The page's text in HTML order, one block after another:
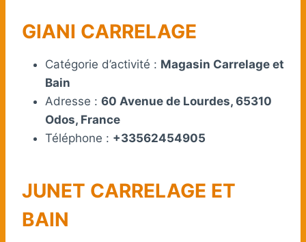
GIANI CARRELAGE
Catégorie d’activité : Magasin Carrelage et
Bain
Adresse : 60 Avenue de Lourdes, 65310
Odos, France
Téléphone : +33562454905
JUNET CARRELAGE ET
BAIN